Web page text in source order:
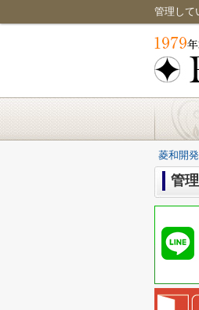
管理して
菱和開
管